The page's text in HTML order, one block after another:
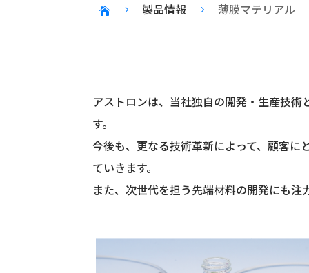
 5 製品情報 5 薄膜マテリアル
アストロンは、当社独自の開発・生産技
す。
今後も、更なる技術革新によって、顧客
ていきます。
また、次世代を担う先端材料の開発にも注